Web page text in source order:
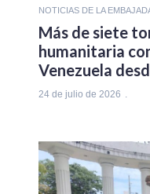
NOTICIAS DE LA
Más de siete
humanitaria
Venezuela
24 de julio de 2026